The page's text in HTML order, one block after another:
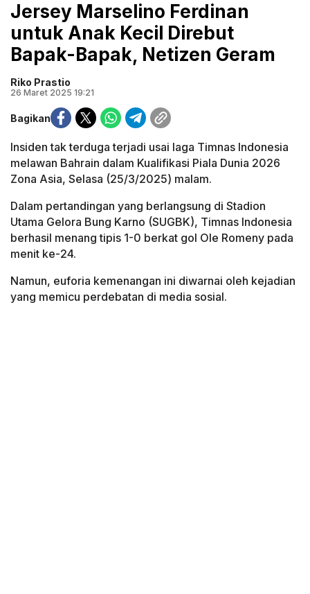
Jersey Marselino Ferdinan
untuk Anak Kecil Direbut
Bapak-Bapak, Netizen Geram
Riko Prastio
26 Maret 2025 19:21
Bagikan
Insiden tak terduga terjadi usai laga Timnas Indonesia
melawan Bahrain dalam Kualifikasi Piala Dunia 2026
Zona Asia, Selasa (25/3/2025) malam.
Dalam pertandingan yang berlangsung di Stadion
Utama Gelora Bung Karno (SUGBK), Timnas Indonesia
berhasil menang tipis 1-0 berkat gol Ole Romeny pada
menit ke-24.
Namun, euforia kemenangan ini diwarnai oleh kejadian
yang memicu perdebatan di media sosial.